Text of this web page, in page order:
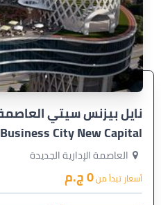
Business City New Capital
العاصمة الإدارية الجديدة
أسعار تبدأ من0 ج.م